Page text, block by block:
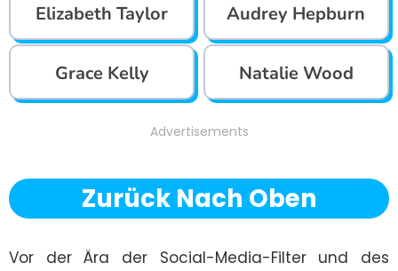
Elizabeth Taylor Audrey Hepburn
Grace Kelly Natalie Wood
Advertisements
Zurück Nach Oben
Vor der Ära der Social-Media-Filter und des